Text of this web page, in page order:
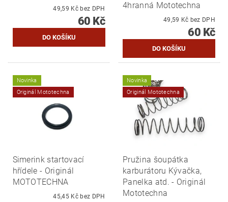
49,59 Kč bez DPH
60 Kč
4hranná Mototechna
49,59 Kč bez DPH
60 Kč
Novinka
Originál Mototechna
Simerink startovací
hřídele - Originál
MOTOTECHNA
45,45 Kč bez DPH
Novinka
Originál Mototechna
Pružina šoupátka
karburátoru Kývačka,
Panelka atd. - Originál
Mototechna